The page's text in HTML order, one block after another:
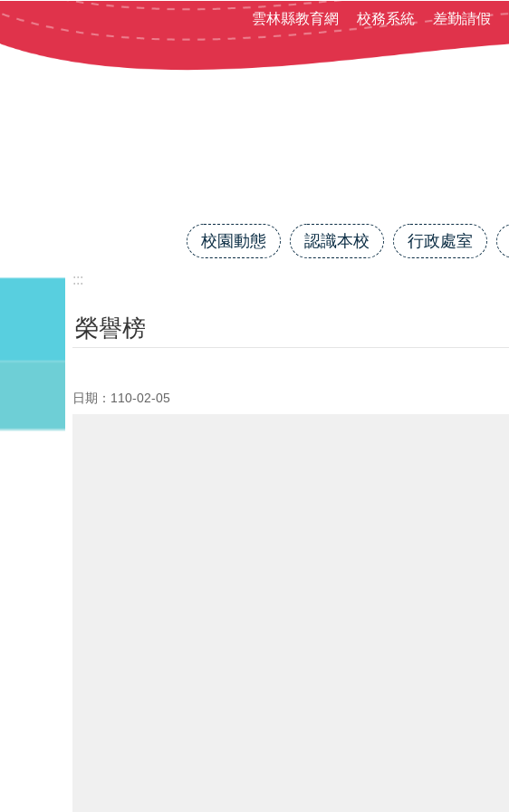
跳到主要內容區塊 雲林縣教育網 校務系統 差勤請假
校園動態 認識本校 行政處室
:::
榮譽榜
日期：110-02-05